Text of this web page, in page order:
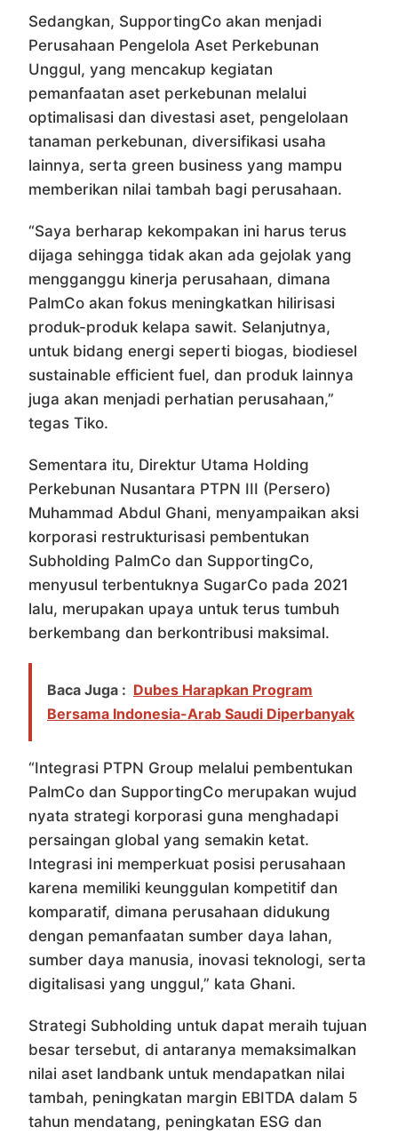
Sedangkan, SupportingCo akan menjadi
Perusahaan Pengelola Aset Perkebunan
Unggul, yang mencakup kegiatan
pemanfaatan aset perkebunan melalui
optimalisasi dan divestasi aset, pengelolaan
tanaman perkebunan, diversifikasi usaha
lainnya, serta green business yang mampu
memberikan nilai tambah bagi perusahaan.
“Saya berharap kekompakan ini harus terus
dijaga sehingga tidak akan ada gejolak yang
mengganggu kinerja perusahaan, dimana
PalmCo akan fokus meningkatkan hilirisasi
produk-produk kelapa sawit. Selanjutnya,
untuk bidang energi seperti biogas, biodiesel
sustainable efficient fuel, dan produk lainnya
juga akan menjadi perhatian perusahaan,”
tegas Tiko.
Sementara itu, Direktur Utama Holding
Perkebunan Nusantara PTPN III (Persero)
Muhammad Abdul Ghani, menyampaikan aksi
korporasi restrukturisasi pembentukan
Subholding PalmCo dan SupportingCo,
menyusul terbentuknya SugarCo pada 2021
lalu, merupakan upaya untuk terus tumbuh
berkembang dan berkontribusi maksimal.
Baca Juga : Dubes Harapkan Program
Bersama Indonesia-Arab Saudi Diperbanyak
“Integrasi PTPN Group melalui pembentukan
PalmCo dan SupportingCo merupakan wujud
nyata strategi korporasi guna menghadapi
persaingan global yang semakin ketat.
Integrasi ini memperkuat posisi perusahaan
karena memiliki keunggulan kompetitif dan
komparatif, dimana perusahaan didukung
dengan pemanfaatan sumber daya lahan,
sumber daya manusia, inovasi teknologi, serta
digitalisasi yang unggul,” kata Ghani.
Strategi Subholding untuk dapat meraih tujuan
besar tersebut, di antaranya memaksimalkan
nilai aset landbank untuk mendapatkan nilai
tambah, peningkatan margin EBITDA dalam 5
tahun mendatang, peningkatan ESG dan